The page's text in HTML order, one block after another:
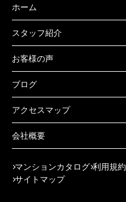
ホーム
スタッフ紹介
お客様の声
ブログ
アクセスマップ
会社概要
マンションカタログ 利用規約
サイトマップ